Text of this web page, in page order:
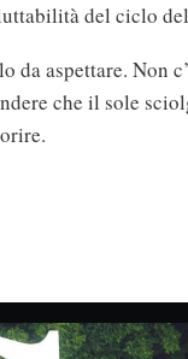
del ciclo
da aspettare. Non
che il sole